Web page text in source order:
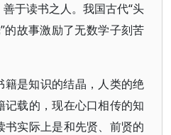
于读书之人。我国古代“头
的故事激励了无数学子刻苦
籍是知识的结晶，人类的绝
记载的，现在心口相传的知
实际上是和先贤、前贤的